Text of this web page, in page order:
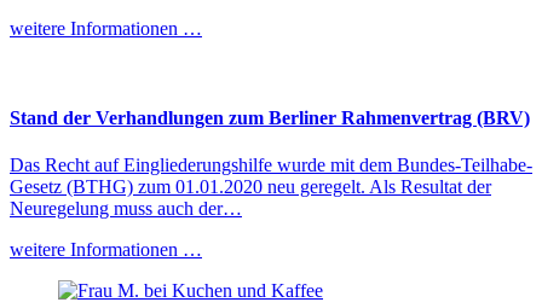
weitere Informationen …
Stand der Verhandlungen zum Berliner Rahmenvertrag (BRV)
Das Recht auf Eingliederungshilfe wurde mit dem Bundes-Teilhabe-
Gesetz (BTHG) zum 01.01.2020 neu geregelt. Als Resultat der
Neuregelung muss auch der…
weitere Informationen …